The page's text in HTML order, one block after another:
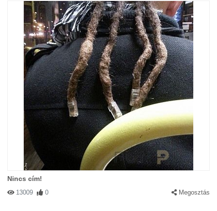
Nincs cím!
13009 0 Megosztás